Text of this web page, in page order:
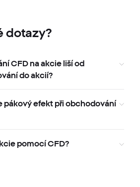
dotazy?
CFD na akcie liší od
do akcií?
pákový efekt při obchodování
pomocí CFD?